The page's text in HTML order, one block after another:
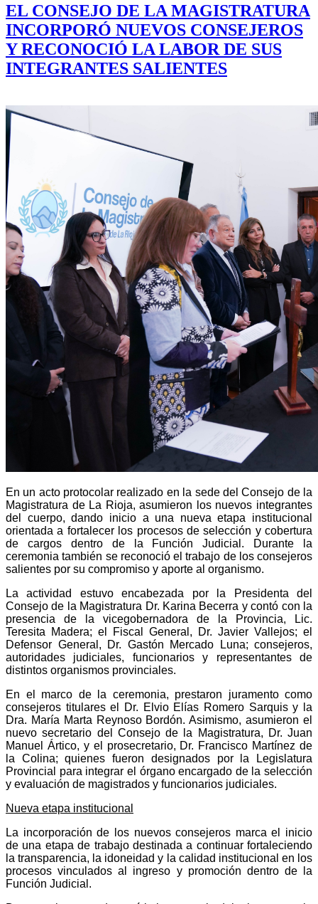
EL CONSEJO DE LA MAGISTRATURA
INCORPORÓ NUEVOS CONSEJEROS
Y RECONOCIÓ LA LABOR DE SUS
INTEGRANTES SALIENTES
En un acto protocolar realizado en la sede del Consejo de la
Magistratura de La Rioja, asumieron los nuevos integrantes
del cuerpo, dando inicio a una nueva etapa institucional
orientada a fortalecer los procesos de selección y cobertura
de cargos dentro de la Función Judicial. Durante la
ceremonia también se reconoció el trabajo de los consejeros
salientes por su compromiso y aporte al organismo.
La actividad estuvo encabezada por la Presidenta del
Consejo de la Magistratura Dr. Karina Becerra y contó con la
presencia de la vicegobernadora de la Provincia, Lic.
Teresita Madera; el Fiscal General, Dr. Javier Vallejos; el
Defensor General, Dr. Gastón Mercado Luna; consejeros,
autoridades judiciales, funcionarios y representantes de
distintos organismos provinciales.
En el marco de la ceremonia, prestaron juramento como
consejeros titulares el Dr. Elvio Elías Romero Sarquis y la
Dra. María Marta Reynoso Bordón. Asimismo, asumieron el
nuevo secretario del Consejo de la Magistratura, Dr. Juan
Manuel Ártico, y el prosecretario, Dr. Francisco Martínez de
la Colina; quienes fueron designados por la Legislatura
Provincial para integrar el órgano encargado de la selección
y evaluación de magistrados y funcionarios judiciales.
Nueva etapa institucional
La incorporación de los nuevos consejeros marca el inicio
de una etapa de trabajo destinada a continuar fortaleciendo
la transparencia, la idoneidad y la calidad institucional en los
procesos vinculados al ingreso y promoción dentro de la
Función Judicial.